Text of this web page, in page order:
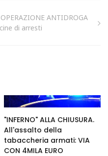
OPERAZIONE ANTIDROGA
di arresti
"INFERNO" ALLA CHIUSURA.
All'assalto della
tabaccheria armati: VIA
CON 4MILA EURO